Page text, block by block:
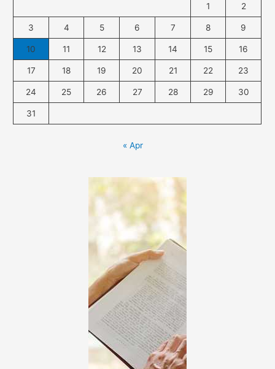
1 2
3 4 5 6 7 8 9
10 11 12 13 14 15 16
17 18 19 20 21 22 23
24 25 26 27 28 29 30
31
« Apr